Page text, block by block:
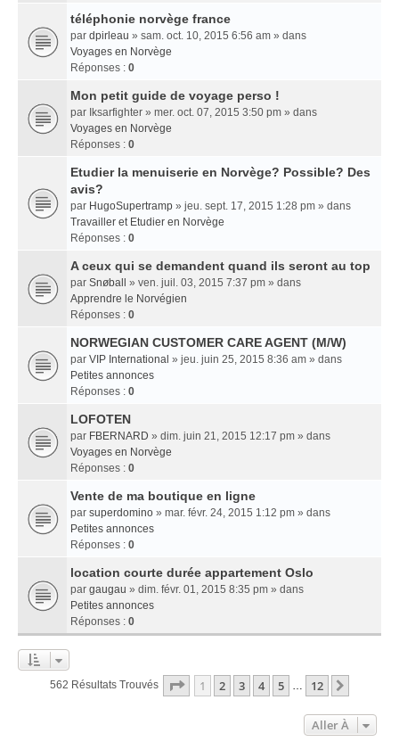
téléphonie norvège france
par dpirleau » sam. oct. 10, 2015 6:56 am » dans
Voyages en Norvège
Réponses : 0
Mon petit guide de voyage perso !
par Iksarfighter » mer. oct. 07, 2015 3:50 pm » dans
Voyages en Norvège
Réponses : 0
Etudier la menuiserie en Norvège? Possible? Des
avis?
par HugoSupertramp » jeu. sept. 17, 2015 1:28 pm » dans
Travailler et Etudier en Norvège
Réponses : 0
A ceux qui se demandent quand ils seront au top
par Snøball
» ven. juil. 03, 2015 7:37 pm » dans
Apprendre le Norvégien
Réponses : 0
NORWEGIAN CUSTOMER CARE AGENT (M/W)
par VIP International » jeu. juin 25, 2015 8:36 am » dans
Petites annonces
Réponses : 0
LOFOTEN
par FBERNARD » dim. juin 21, 2015 12:17 pm » dans
Voyages en Norvège
Réponses : 0
Vente de ma boutique en ligne
par superdomino » mar. févr. 24, 2015 1:12 pm » dans
Petites annonces
Réponses : 0
location courte durée appartement Oslo
par gaugau » dim. févr. 01, 2015 8:35 pm » dans
Petites annonces
Réponses : 0
562 Résultats Trouvés Page 1Sur
1 2 3 4 5 … 12
Aller À